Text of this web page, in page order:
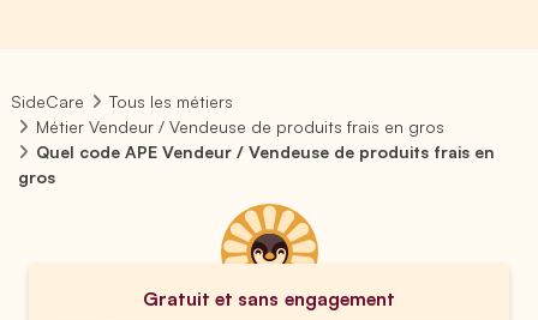
SideCare
Tous les métiers
Métier Vendeur / Vendeuse de produits frais en gros
Quel code APE Vendeur / Vendeuse de produits frais en
gros
Gratuit et sans engagement